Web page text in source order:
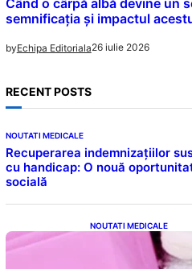
semnificația și impactul
byEchipa Editoriala26 iulie 2026
RECENT POSTS
NOUTATI MEDICALE
Recuperarea indemnizațiilor
cu handicap: O nouă
socială
NOUTATI MEDICALE
Tampoanele
a riscurilor